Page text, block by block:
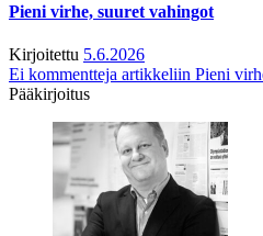
Pieni virhe, suuret vahingot
Kirjoitettu 5.6.2026
Ei kommentteja artikkeliin Pieni
Pääkirjoitus